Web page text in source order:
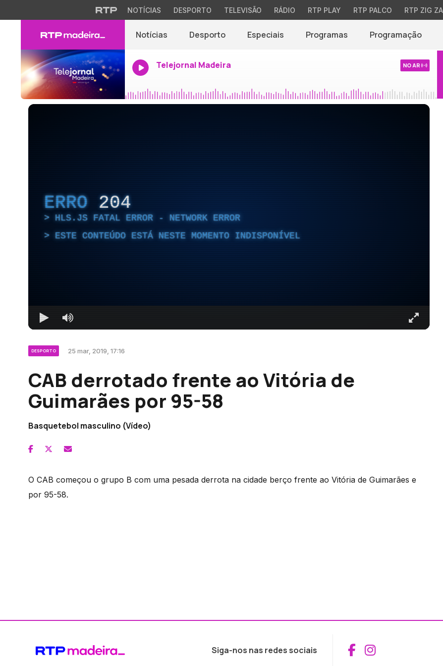
NOTÍCIAS DESPORTO TELEVISÃO RÁDIO RTP PLAY RTP PALCO RTP ZIG
Notícias Desporto Especiais Programas Programação
Telejornal Madeira NO AR
ERRO 204
HLS.JS FATAL ERROR - NETWORK ERROR
ESTE CONTEÚDO ESTÁ NESTE MOMENTO INDISPONÍVEL
DESPORTO 25 mar, 2019, 17:16
CAB derrotado frente ao Vitória de
Guimarães por 95-58
Basquetebol masculino (Vídeo)
O CAB começou o grupo B com uma pesada derrota na cidade berço frente ao Vitória de Guimarães e
por 95-58.
Siga-nos nas redes sociais Aceder ao
Aceder ao